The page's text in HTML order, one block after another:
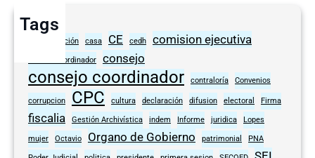
Tags
anticorrupción casa CE cedh comision ejecutiva
comite coordinador consejo
consejo coordinador contraloría Convenios
corrupcion CPC cultura declaración difusion electoral Firma
fiscalia Gestión Archivística indem Informe juridica Lopes
mujer Octavio Organo de Gobierno patrimonial PNA